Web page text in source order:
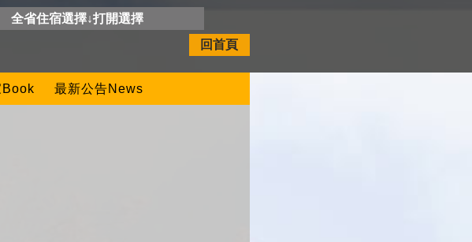
全省住宿選擇↓打開選擇
回首頁
Book 最新公告News